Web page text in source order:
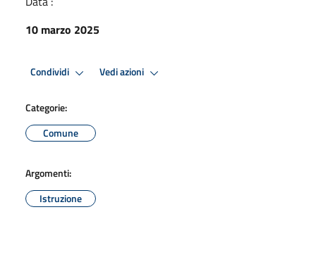
10 marzo 2025
Condividi Vedi azioni
Categorie:
Comune
Argomenti:
Istruzione